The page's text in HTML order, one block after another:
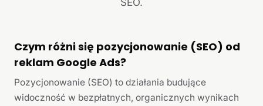
Czym różni się pozycjonowanie (SEO) od
reklam Google Ads?
Pozycjonowanie (SEO) to działania budujące
widoczność w bezpłatnych, organicznych wynikach